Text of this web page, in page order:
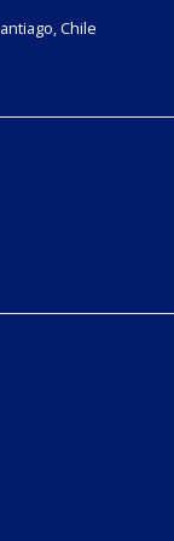
Chile